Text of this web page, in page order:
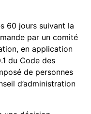
60 jours suivant la
par un comité
en application
du Code des
de personnes
d’administration